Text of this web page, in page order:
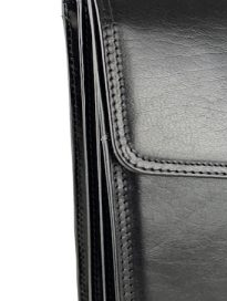
Klasické
Kožené
Brzdové
Brzdové
Klasické
Klasické
Dámske výrobky
Dámske
Dámske
Dámske
Dámske